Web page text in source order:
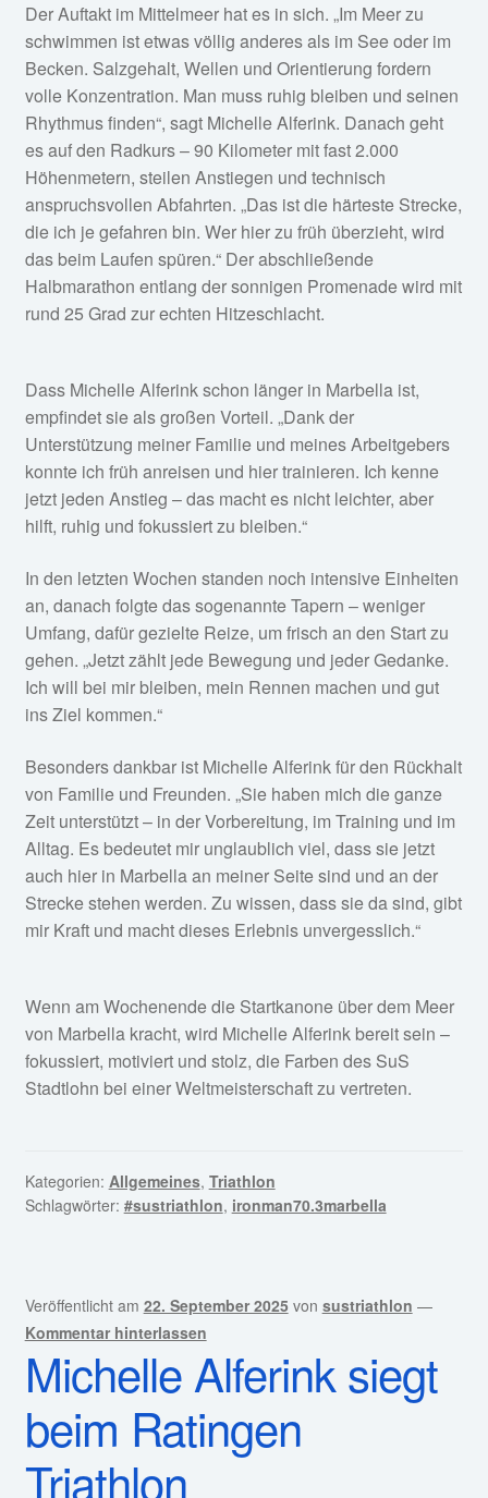
Der Auftakt im Mittelmeer hat es in sich. „Im Meer zu
schwimmen ist etwas völlig anderes als im See oder im
Becken. Salzgehalt, Wellen und Orientierung fordern
volle Konzentration. Man muss ruhig bleiben und seinen
Rhythmus finden“, sagt Michelle Alferink. Danach geht
es auf den Radkurs – 90 Kilometer mit fast 2.000
Höhenmetern, steilen Anstiegen und technisch
anspruchsvollen Abfahrten. „Das ist die härteste Strecke,
die ich je gefahren bin. Wer hier zu früh überzieht, wird
das beim Laufen spüren.“ Der abschließende
Halbmarathon entlang der sonnigen Promenade wird mit
rund 25 Grad zur echten Hitzeschlacht.
Dass Michelle Alferink schon länger in Marbella ist,
empfindet sie als großen Vorteil. „Dank der
Unterstützung meiner Familie und meines Arbeitgebers
konnte ich früh anreisen und hier trainieren. Ich kenne
jetzt jeden Anstieg – das macht es nicht leichter, aber
hilft, ruhig und fokussiert zu bleiben.“
In den letzten Wochen standen noch intensive Einheiten
an, danach folgte das sogenannte Tapern – weniger
Umfang, dafür gezielte Reize, um frisch an den Start zu
gehen. „Jetzt zählt jede Bewegung und jeder Gedanke.
Ich will bei mir bleiben, mein Rennen machen und gut
ins Ziel kommen.“
Besonders dankbar ist Michelle Alferink für den Rückhalt
von Familie und Freunden. „Sie haben mich die ganze
Zeit unterstützt – in der Vorbereitung, im Training und im
Alltag. Es bedeutet mir unglaublich viel, dass sie jetzt
auch hier in Marbella an meiner Seite sind und an der
Strecke stehen werden. Zu wissen, dass sie da sind, gibt
mir Kraft und macht dieses Erlebnis unvergesslich.“
Wenn am Wochenende die Startkanone über dem Meer
von Marbella kracht, wird Michelle Alferink bereit sein –
fokussiert, motiviert und stolz, die Farben des SuS
Stadtlohn bei einer Weltmeisterschaft zu vertreten.
Kategorien: Allgemeines, Triathlon
Schlagwörter: #sustriathlon, ironman70.3marbella
Veröffentlicht am 22. September 2025 von sustriathlon —
Kommentar hinterlassen
Michelle Alferink siegt
beim Ratingen
Triathlon